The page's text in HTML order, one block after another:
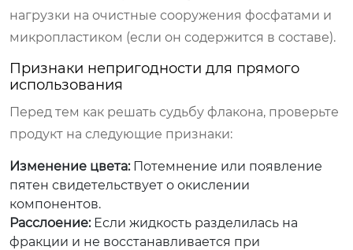
нагрузки на очистные сооружения фосфатами и
микропластиком (если он содержится в составе).
Признаки непригодности для прямого
использования
Перед тем как решать судьбу флакона, проверьте
продукт на следующие признаки:
Изменение цвета:Потемнение или появление
пятен свидетельствует о окислении
компонентов.
Расслоение:Если жидкость разделилась на
фракции и не восстанавливается при